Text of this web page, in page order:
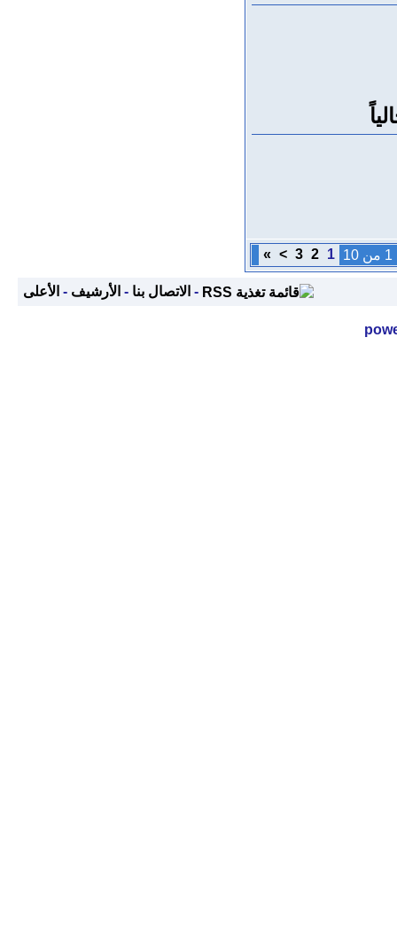
1
2
3
>
»
- الاتصال بنا - الأرشيف - الأعلى